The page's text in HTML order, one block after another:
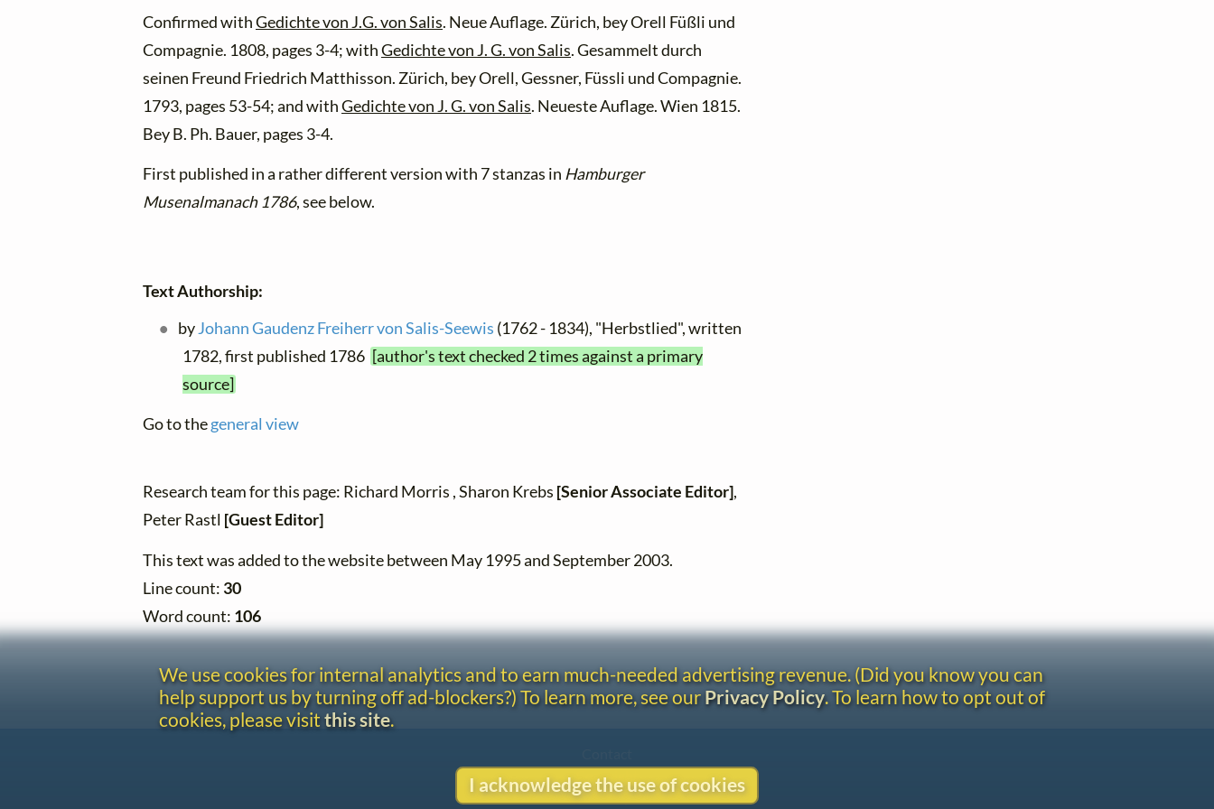
Confirmed withGedichte von J.G. von Salis. Neue Auflage. Zürich, bey Orell Füßli und
Compagnie. 1808, pages 3-4; withGedichte von J. G. von Salis. Gesammelt durch
seinen Freund Friedrich Matthisson. Zürich, bey Orell, Gessner, Füssli und Compagnie.
1793, pages 53-54; and withGedichte von J. G. von Salis. Neueste Auflage. Wien 1815.
Bey B. Ph. Bauer, pages 3-4.
First published in a rather different version with 7 stanzas in Hamburger
Musenalmanach 1786, see below.
Text Authorship:
byJohann Gaudenz Freiherr von Salis-Seewis (1762 - 1834), "Herbstlied", written
1782, first published 1786 [author's text checked 2 times against a primary
source]
Go to thegeneral view
Research team for this page: Richard Morris , Sharon Krebs [Senior Associate Editor],
Peter Rastl [Guest Editor]
This text was added to the website between May 1995 and September 2003.
Line count: 30
Word count: 106
We use cookies for internal analytics and to earn much-needed advertising revenue. (Did you know you can
help support us by turning off ad-blockers?) To learn more, see ourPrivacy Policy. To learn how to opt out of
cookies, please visit this site.
I acknowledge the use of cookies
Copyright
Privacy